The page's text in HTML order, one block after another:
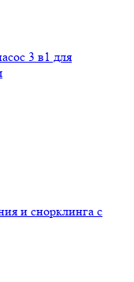
3 в1 для
и снорклинга с